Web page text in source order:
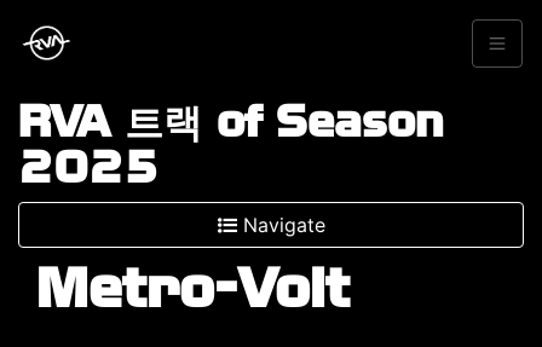
RVA 트랙 of Season
2025
Navigate
Metro-Volt